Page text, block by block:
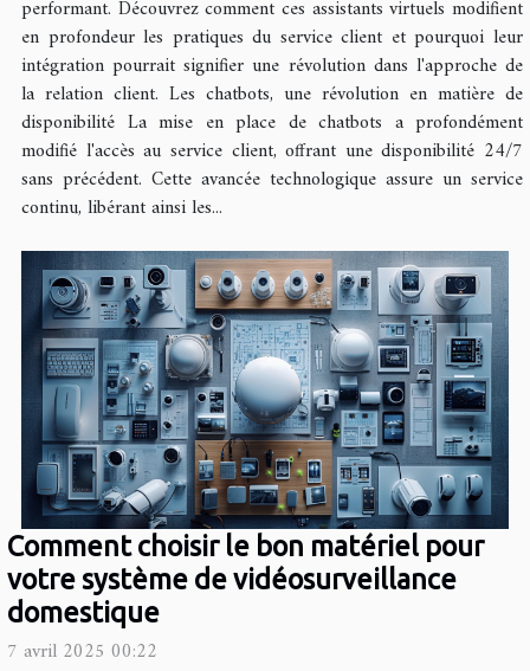
performant. Découvrez comment ces assistants virtuels modifient
en profondeur les pratiques du service client et pourquoi leur
intégration pourrait signifier une révolution dans l'approche de
la relation client. Les chatbots, une révolution en matière de
disponibilité La mise en place de chatbots a profondément
modifié l'accès au service client, offrant une disponibilité 24/7
sans précédent. Cette avancée technologique assure un service
continu, libérant ainsi les...
Comment choisir le bon matériel pour
votre système de vidéosurveillance
domestique
7 avril 2025 00:22